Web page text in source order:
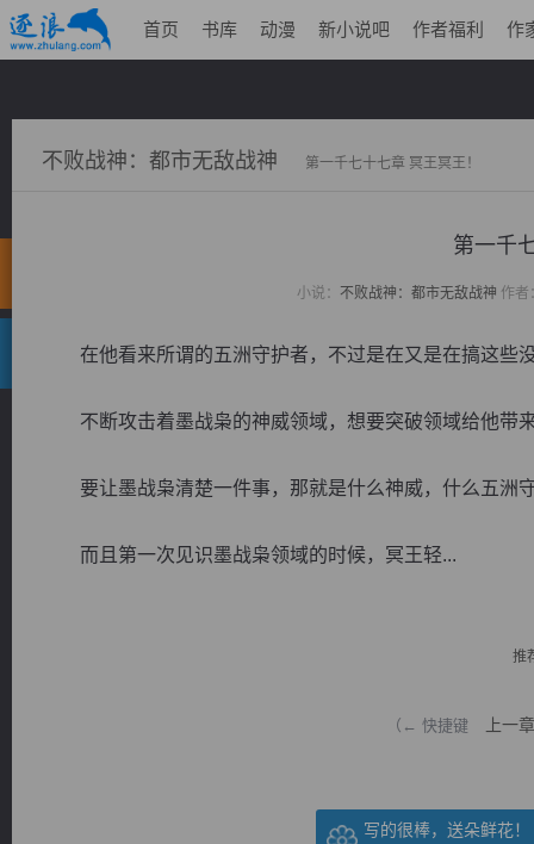
首页 书库 动漫 新小说吧 作者福利 作
不败战神：都市无敌战神 第一千七十七章 冥王冥王！
第一千
小说： 不败战神：都市无敌战神 作者
在他看来所谓的五洲守护者，不过是在又是在搞这些
不断攻击着墨战枭的神威领域，想要突破领域给他带
要让墨战枭清楚一件事，那就是什么神威，什么五洲
而且第一次见识墨战枭领域的时候，冥王轻...
推
（← 快捷键 上一章
写的很棒，送朵鲜花！